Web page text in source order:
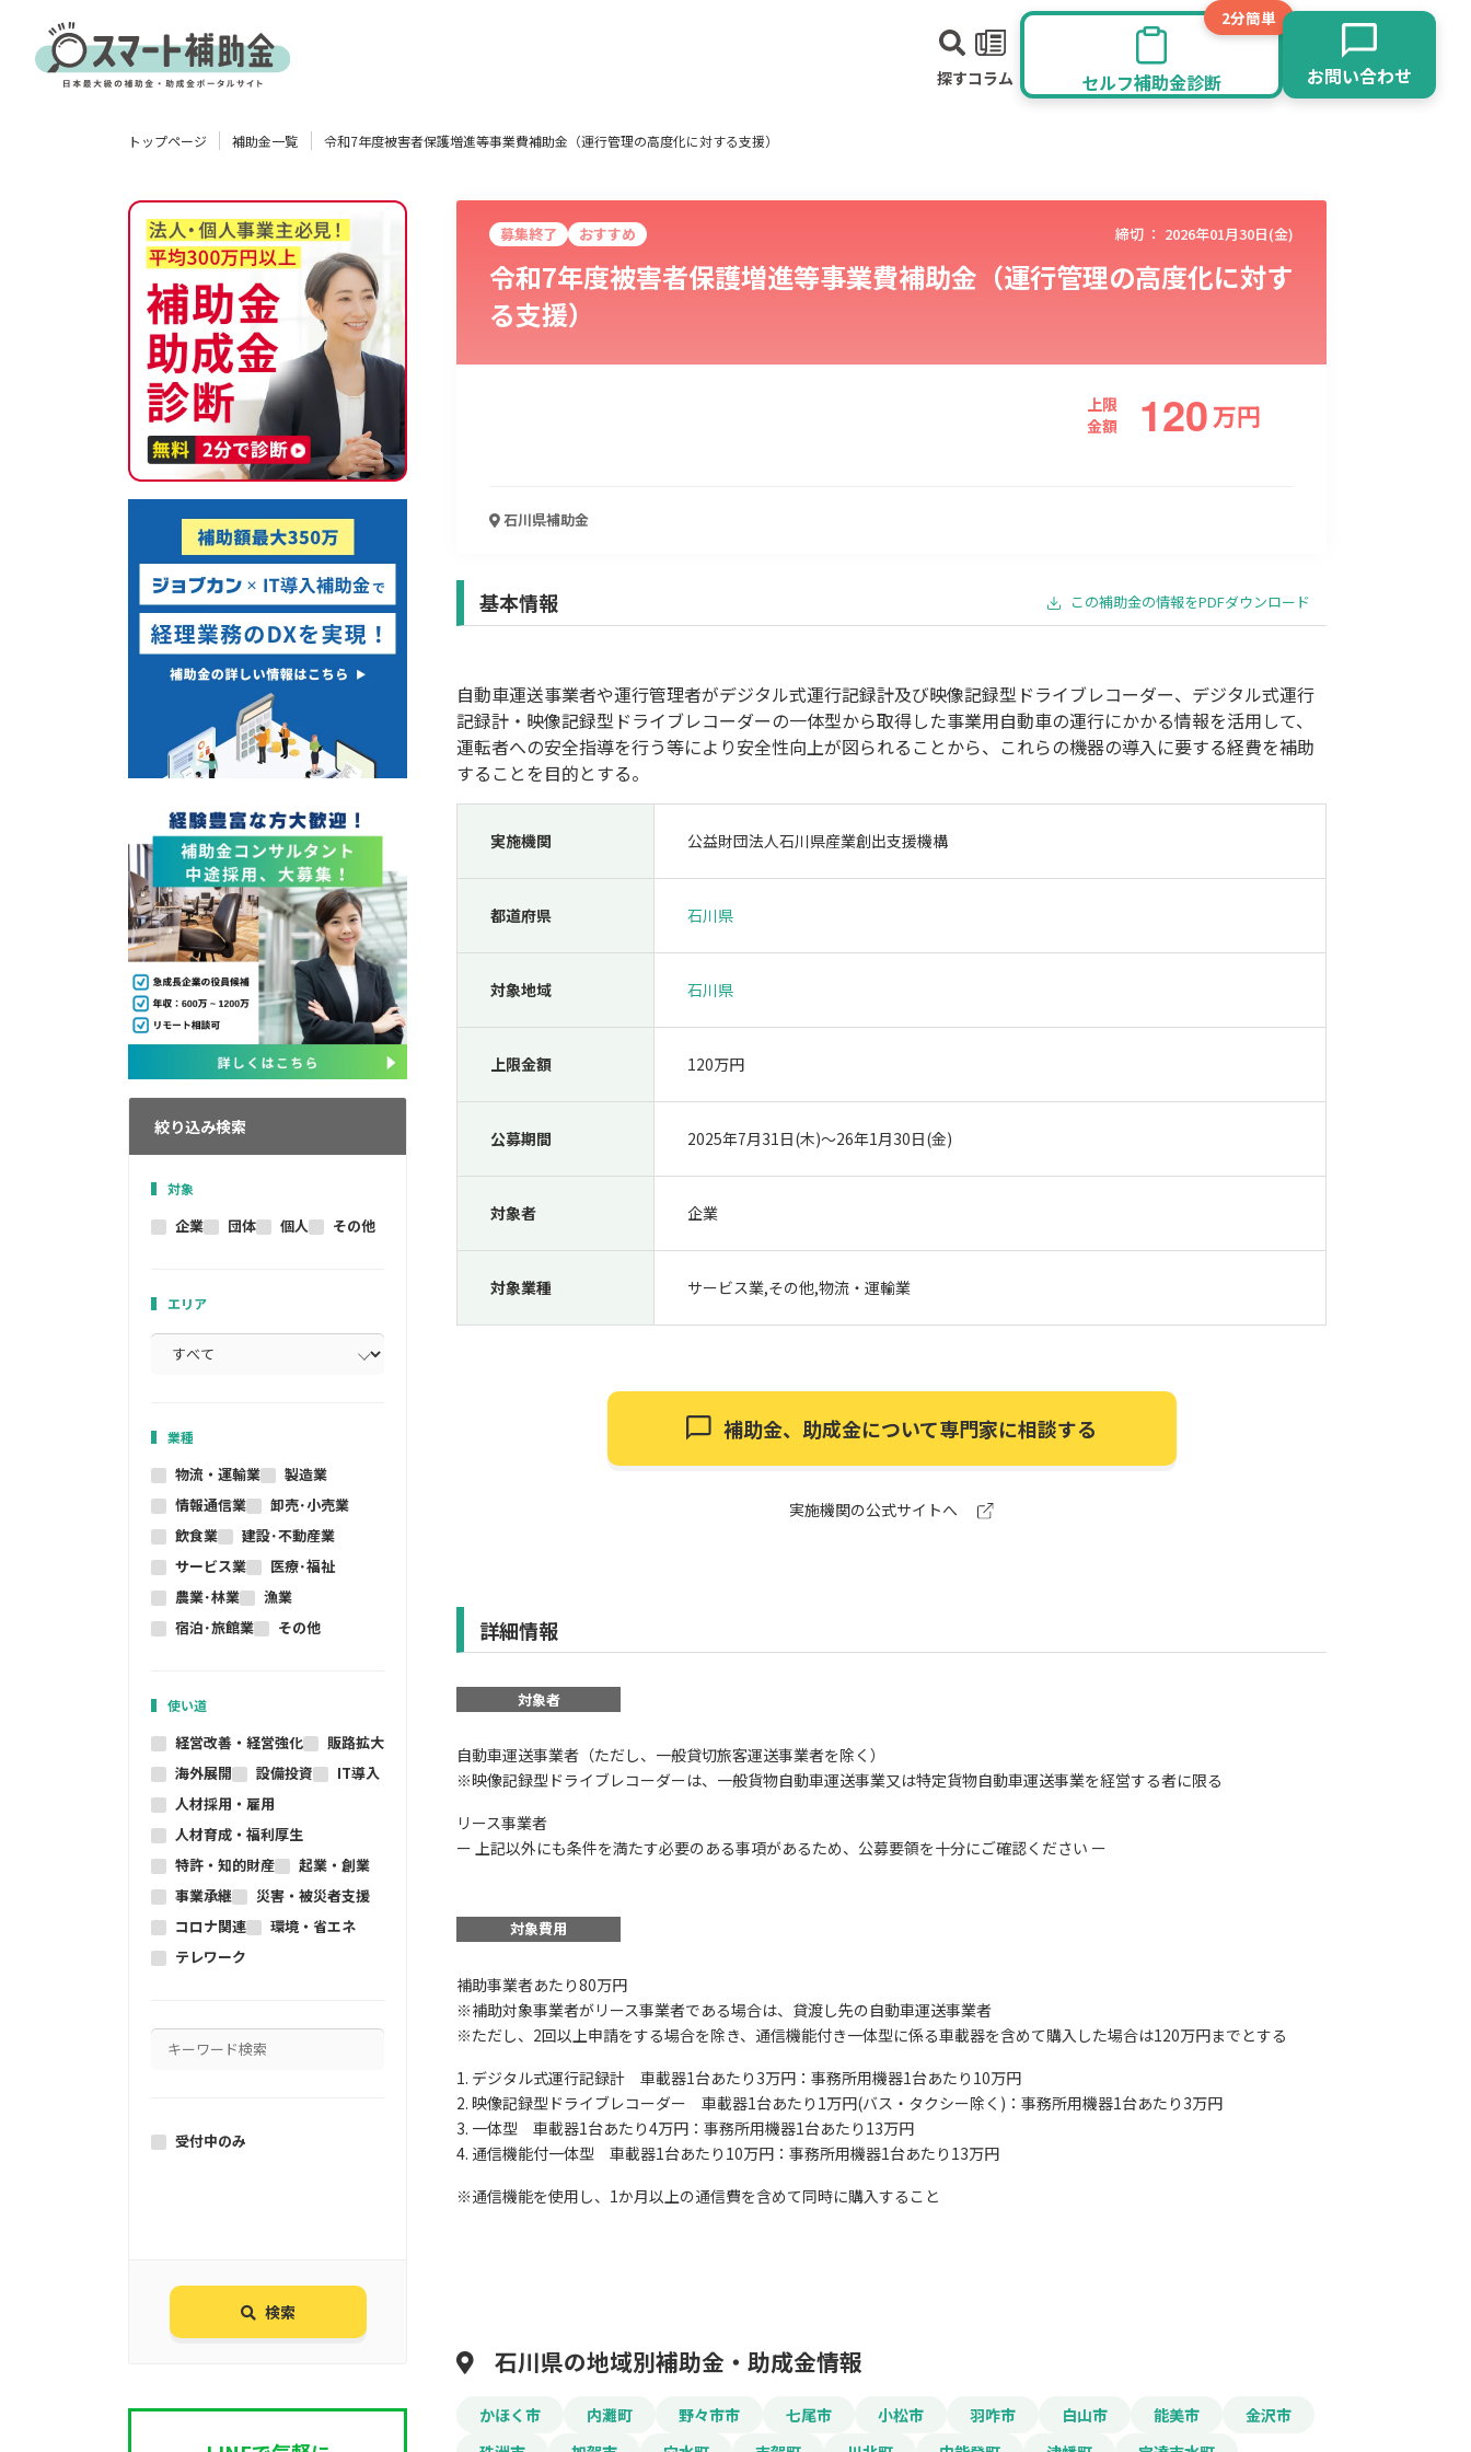
探すコラム
2分簡単
セルフ補助金診断 お問い合わせ
製造業 情報通信業 卸売･小売業
人材採用・雇用
検索
トップページ 補助金一覧 令和7年度被害者保護増進等事業費補助金（運行管理の高度化に対する支援）
絞り込み検索
対象
企業 団体 個人 その他
エリア
業種
物流・運輸業
製造業
情報通信業
卸売･小売業
飲食業
建設･不動産業
サービス業
医療･福祉
農業･林業
漁業
宿泊･旅館業
その他
使い道
経営改善・経営強化
販路拡大
海外展開
設備投資
IT導入
人材採用・雇用
人材育成・福利厚生
特許・知的財産
起業・創業
事業承継
災害・被災者支援
コロナ関連
環境・省エネ
テレワーク
受付中のみ
検索
募集終了 おすすめ 締切 ： 2026年01月30日(金)
令和7年度被害者保護増進等事業費補助金（運行管理の高度化に対す
る支援）
上限
金額
120万円
石川県補助金
基本情報 この補助金の情報をPDFダウンロード
自動車運送事業者や運行管理者がデジタル式運行記録計及び映像記録型ドライブレコーダー、デジタル式運行
記録計・映像記録型ドライブレコーダーの一体型から取得した事業用自動車の運行にかかる情報を活用して、
運転者への安全指導を行う等により安全性向上が図られることから、これらの機器の導入に要する経費を補助
することを目的とする。
実施機関 公益財団法人石川県産業創出支援機構
都道府県 石川県
対象地域 石川県
上限金額 120万円
公募期間 2025年7月31日(木)〜26年1月30日(金)
対象者 企業
対象業種 サービス業,その他,物流・運輸業
補助金、助成金について専門家に相談する
実施機関の公式サイトへ
詳細情報
対象者
自動車運送事業者（ただし、一般貸切旅客運送事業者を除く）
※映像記録型ドライブレコーダーは、一般貨物自動車運送事業又は特定貨物自動車運送事業を経営する者に限る
リース事業者
​ー 上記以外にも条件を満たす必要のある事項があるため、公募要領を十分にご確認ください ー
対象費用
補助事業者あたり80万円
※補助対象事業者がリース事業者である場合は、貸渡し先の自動車運送事業者
※ただし、2回以上申請をする場合を除き、通信機能付き一体型に係る車載器を含めて購入した場合は120万円までとする
1. デジタル式運行記録計 車載器1台あたり3万円：事務所用機器1台あたり10万円
2. 映像記録型ドライブレコーダー 車載器1台あたり1万円(バス・タクシー除く)：事務所用機器1台あたり3万円
3. 一体型 車載器1台あたり4万円：事務所用機器1台あたり13万円
4. 通信機能付一体型 車載器1台あたり10万円：事務所用機器1台あたり13万円
※通信機能を使用し、1か月以上の通信費を含めて同時に購入すること
石川県の地域別補助金・助成金情報
かほく市 内灘町 野々市市 七尾市 小松市 羽咋市 白山市 能美市
金沢市
この補助金の情報をPDFダウンロード
管理の高度化に対する支援）
会社名